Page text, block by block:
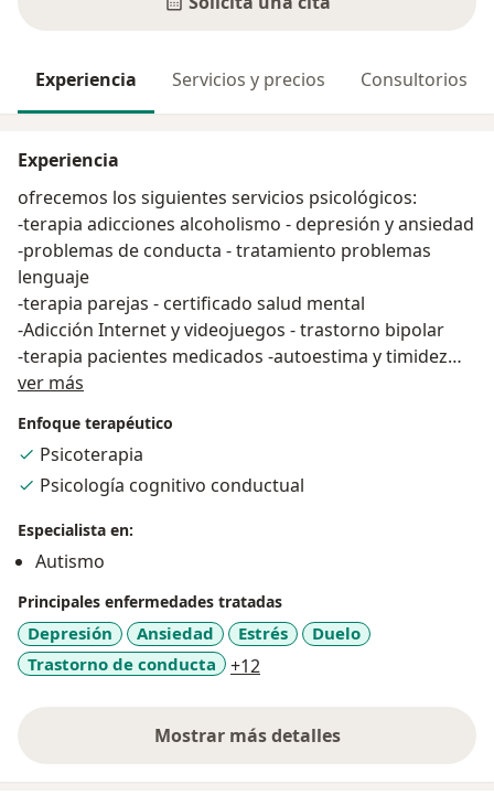
Experiencia Servicios y precios Consultorios
Experiencia
ofrecemos los siguientes servicios psicológicos:
-terapia adicciones alcoholismo - depresión y ansiedad
-problemas de conducta - tratamiento problemas
lenguaje
-terapia parejas - certificado salud mental
-Adicción Internet y videojuegos - trastorno bipolar
-terapia pacientes medicados -autoestima y timidez
-Terapia Cognitivo Conductual
-Ludopatia CERTIFICADO INFORME DE SALUD MENTAL
ver más
Enfoque terapéutico
Psicoterapia
Psicología cognitivo conductual
Especialista en:
Autismo
Principales enfermedades tratadas
Depresión Ansiedad Estrés
Duelo
Trastorno de conducta
+12
Mostrar más detalles
sobre la experiencia